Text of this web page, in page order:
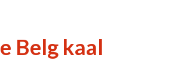
Belg kaal